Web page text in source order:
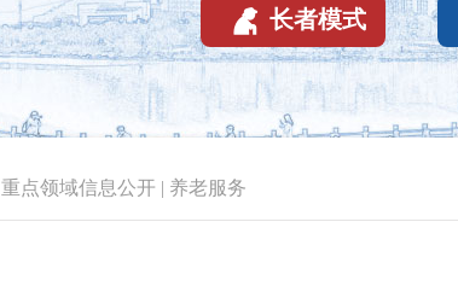
 长者模式
重点领域信息公开 | 养老服务